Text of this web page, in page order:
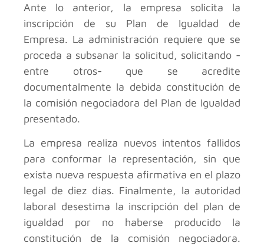
Ante lo anterior, la empresa solicita la
inscripción de su Plan de Igualdad de
Empresa. La administración requiere que se
proceda a subsanar la solicitud, solicitando -
entre otros- que se acredite
documentalmente la debida constitución de
la comisión negociadora del Plan de Igualdad
presentado.
La empresa realiza nuevos intentos fallidos
para conformar la representación, sin que
exista nueva respuesta afirmativa en el plazo
legal de diez días. Finalmente, la autoridad
laboral desestima la inscripción del plan de
igualdad por no haberse producido la
constitución de la comisión negociadora.